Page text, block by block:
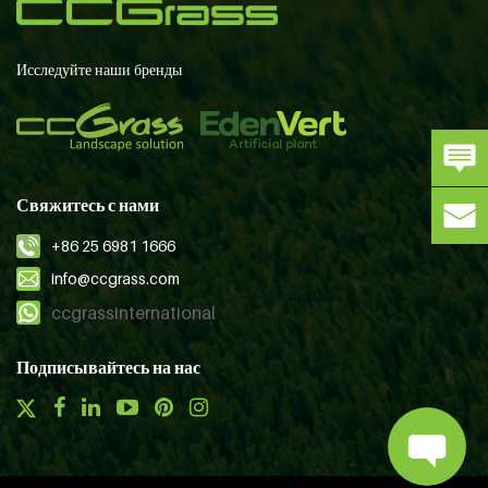
Исследуйте наши бренды
Свяжитесь с нами
+86 25 6981 1666
info@ccgrass.com
ccgrassinternational
Подписывайтесь на нас